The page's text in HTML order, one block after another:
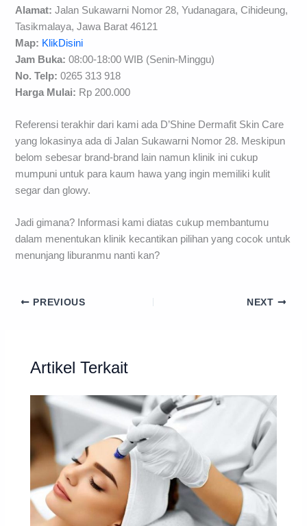
Alamat: Jalan Sukawarni Nomor 28, Yudanagara, Cihideung,
Tasikmalaya, Jawa Barat 46121
Map: KlikDisini
Jam Buka: 08:00-18:00 WIB (Senin-Minggu)
No. Telp: 0265 313 918
Harga Mulai: Rp 200.000
Referensi terakhir dari kami ada D’Shine Dermafit Skin Care
yang lokasinya ada di Jalan Sukawarni Nomor 28. Meskipun
belom sebesar brand-brand lain namun klinik ini cukup
mumpuni untuk para kaum hawa yang ingin memiliki kulit
segar dan glowy.
Jadi gimana? Informasi kami diatas cukup membantumu
dalam menentukan klinik kecantikan pilihan yang cocok untuk
menunjang liburanmu nanti kan?
PREVIOUS NEXT
Artikel Terkait